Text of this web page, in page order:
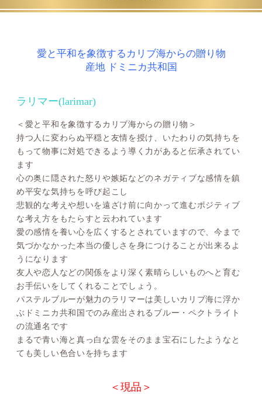
愛と平和を象徴するカリブ海からの贈り物
産地 ドミニカ共和国
ラリマー(larimar)
＜愛と平和を象徴するカリブ海からの贈り物＞
持つ人に変わらぬ平穏と友情を授け、いたわりの気持ちを
もって物事に対処できるよう導く力があると伝承されてい
ます
心の奥に隠された怒りや嫉妬などのネガティブな感情を鎮
め平安な気持ちを呼び起こし
悲観的な考えや想いを遠ざけ前に向かって進むポジティブ
な考え方をもたらすと云われています
愛の感情を養い心を広くするとされていますので、今まで
気づかなかった本当の優しさを身につけることが出来るよ
うになります
友人や恋人などの関係をより深く素晴らしいものへと育む
お手伝いをしてくれることでしょう。
パステルブルーが魅力のラリマーは美しいカリブ海に浮か
ぶドミニカ共和国でのみ産出されるブルー・ペクトライト
の流通名です
まるで青い海と真っ白な雲をそのまま宝石にしたようなと
ても美しい色合いを持ちます
＜現品＞